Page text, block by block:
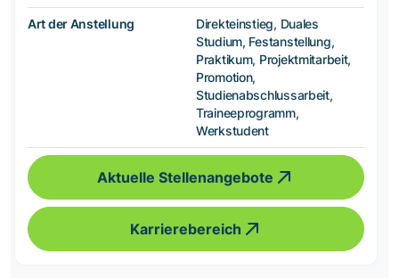
Art der Anstellung
Direkteinstieg, Duales
Studium, Festanstellung,
Praktikum, Projektmitarbeit,
Promotion,
Studienabschlussarbeit,
Traineeprogramm,
Werkstudent
Aktuelle Stellenangebote
Karrierebereich